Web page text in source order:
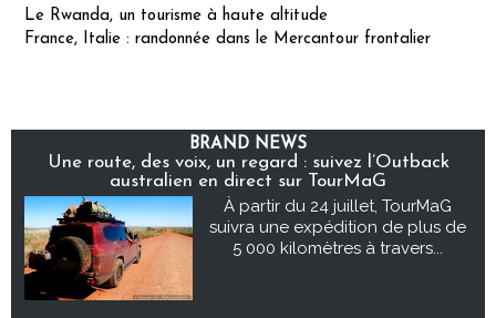
Le Rwanda, un tourisme à haute altitude
France, Italie : randonnée dans le Mercantour frontalier
BRAND NEWS
Une route, des voix, un regard : suivez l’Outback
australien en direct sur TourMaG
À partir du 24 juillet, TourMaG
suivra une expédition de plus de
5 000 kilomètres à travers...